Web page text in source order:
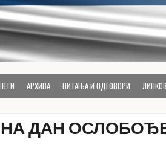
АРХИВА ПИТАЊА И ОДГОВОРИ
ДАН